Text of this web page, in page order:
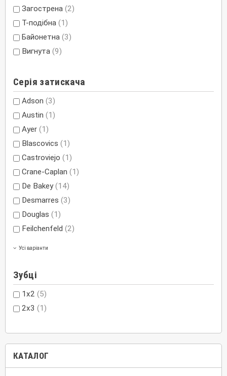
Загострена (2)
Т-подібна (1)
Байонетна (3)
Вигнута (9)
Серія затискача
Adson (3)
Austin (1)
Ayer (1)
Blascovics (1)
Castroviejo (1)
Crane-Caplan (1)
De Bakey(14)
Desmarres (3)
Douglas (1)
Feilchenfeld (2)
Усі варіанти
Зубці
1х2 (5)
2x3 (1)
КАТАЛОГ